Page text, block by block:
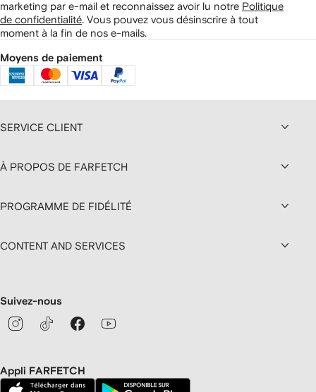
marketing par e-mail et reconnaissez avoir lu notre Politique
de confidentialité. Vous pouvez vous désinscrire à tout
moment à la fin de nos e-mails.
Moyens de paiement
SERVICE CLIENT
À PROPOS DE FARFETCH
PROGRAMME DE FIDÉLITÉ
CONTENT AND SERVICES
Suivez-nous
Appli FARFETCH